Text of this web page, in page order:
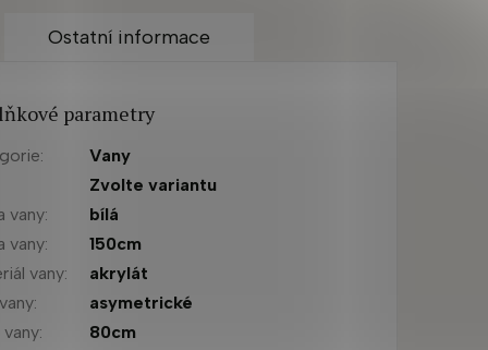
Ostatní informace
parametry
:
Vany
Zvolte variantu
vany:
bílá
vany:
150cm
vany:
akrylát
:
asymetrické
vany:
80cm